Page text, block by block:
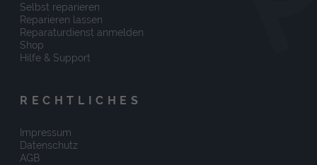
Selbst reparieren
Reparieren lassen
Reparaturdienst anmelden
Shop
Hilfe & Support
RECHTLICHES
Impressum
Datenschutz
AGB